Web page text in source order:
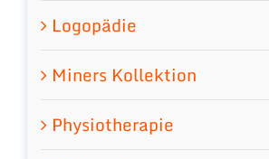
Logopädie
Miners Kollektion
Physiotherapie